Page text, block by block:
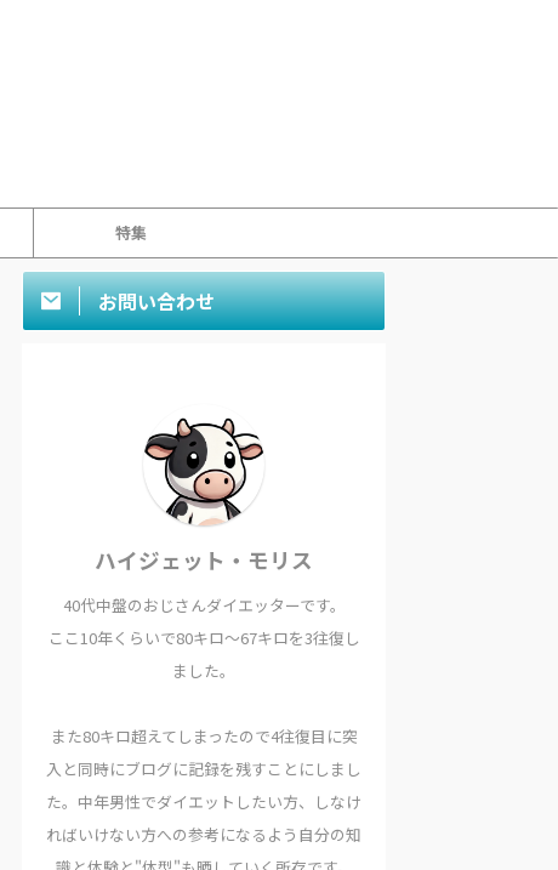
特集
お問い合わせ
ハイジェット・モリス
40代中盤のおじさんダイエッターです。
ここ10年くらいで80キロ〜67キロを3往復し
ました。
また80キロ超えてしまったので4往復目に突
入と同時にブログに記録を残すことにしまし
た。中年男性でダイエットしたい方、しなけ
ればいけない方への参考になるよう自分の知